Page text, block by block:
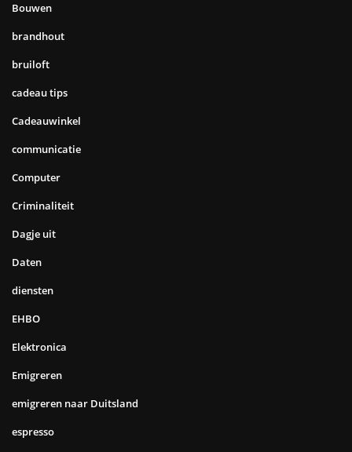
Bouwen
brandhout
bruiloft
cadeau tips
Cadeauwinkel
communicatie
Computer
Criminaliteit
Dagje uit
Daten
diensten
EHBO
Elektronica
Emigreren
emigreren naar Duitsland
espresso